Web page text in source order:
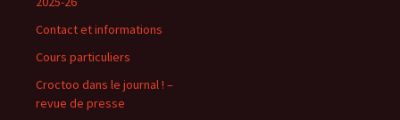
Contact et informations
Cours particuliers
Croctoo dans le journal ! –
revue de presse